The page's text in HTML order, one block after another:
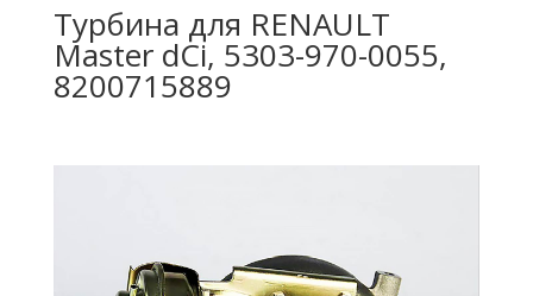
Турбина для RENAULT
Master dCi, 5303-970-0055,
8200715889